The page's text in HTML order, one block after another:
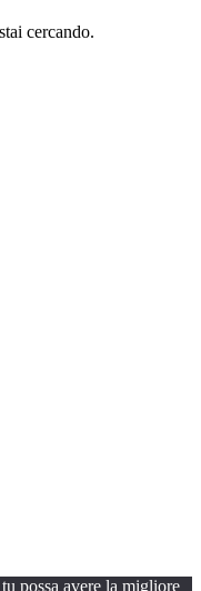
cercando.
possa avere la migliore